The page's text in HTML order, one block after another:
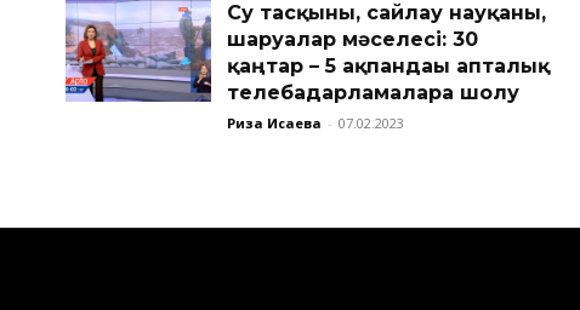
Су тасқыны, сайлау науқаны,
шаруалар мәселесі: 30
қаңтар – 5 ақпандағы апталық
телебағдарламаларға шолу
Риза Исаева - 07.02.2023